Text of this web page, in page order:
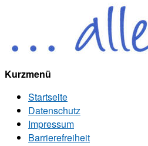
Kurzmenü
Startseite
Datenschutz
Impressum
Barrierefreiheit